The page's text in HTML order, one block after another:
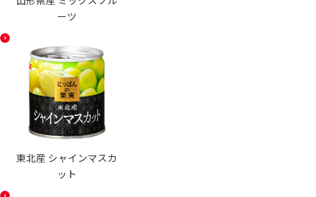
ーツ
東北産 シャインマスカ
ット